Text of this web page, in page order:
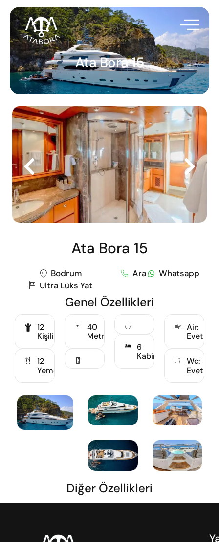
Ata Bora 15
Ata Bora 15
Bodrum
Ultra Lüks Yat
Ara Whatsapp
Genel Özellikleri
12
Kişilik
12
Yemekli
40
Metre
6
Kabin
Air:
Evet
Wc:
Evet
Diğer Özellikleri